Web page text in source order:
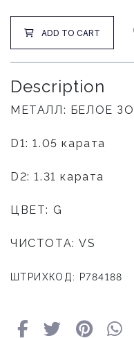
ADD TO CART
Description
МЕТАЛЛ: БЕЛОЕ
D1: 1.05 карата
D2: 1.31 карата
ЦВЕТ: G
ЧИСТОТА: VS
ШТРИХКОД: P784188